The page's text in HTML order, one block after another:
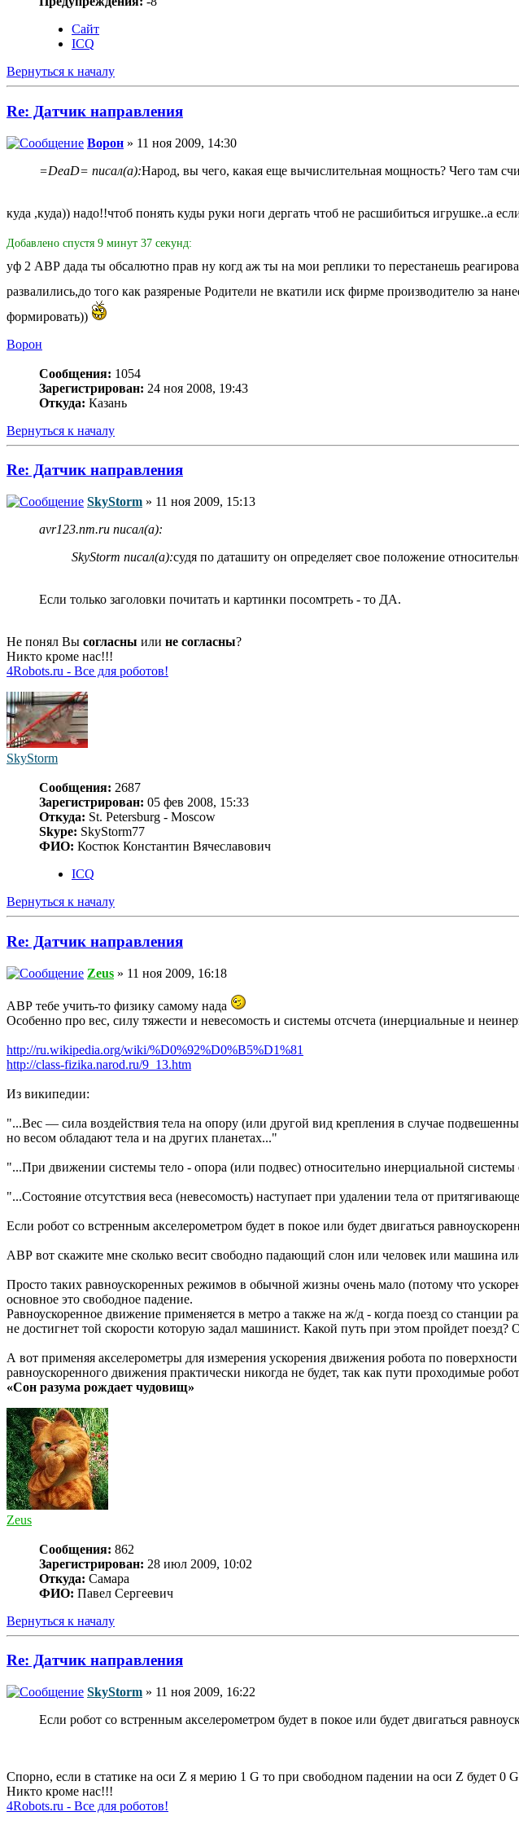
Сайт
ICQ
Вернуться к началу
Re: Датчик направления
Ворон » 11 ноя 2009, 14:30
=DeaD= писал(а):Народ, вы чего, какая еще вычислительная мощность? Чего там
куда ,куда)) надо!!чтоб понять куды руки ноги дергать чтоб не расшибиться игрушке..а
Добавлено спустя 9 минут 37 секунд:
уф 2 АВР дада ты обсалютно прав ну когд аж ты на мои реплики то перестанешь
развалились,до того как разяреные Родители не вкатили иск фирме производителю за
формировать))
Ворон
Сообщения: 1054
Зарегистрирован: 24 ноя 2008, 19:43
Откуда: Казань
Вернуться к началу
Re: Датчик направления
SkyStorm » 11 ноя 2009, 15:13
avr123.nm.ru писал(а):
SkyStorm писал(а):судя по даташиту он определяет свое положение
Если только заголовки почитать и картинки посомтреть - то ДА.
Не понял Вы согласны или не согласны?
Никто кроме нас!!!
4Robots.ru - Все для роботов!
SkyStorm
Сообщения: 2687
Зарегистрирован: 05 фев 2008, 15:33
Откуда: St. Petersburg - Moscow
Skype: SkyStorm77
ФИО: Костюк Константин Вячеславович
ICQ
Вернуться к началу
Re: Датчик направления
Zeus » 11 ноя 2009, 16:18
АВР тебе учить-то физику самому нада
Особенно про вес, силу тяжести и невесомость и системы отсчета (инерциальные и
http://ru.wikipedia.org/wiki/%D0%92%D0%B5%D1%81
http://class-fizika.narod.ru/9_13.htm
Из википедии:
"...Вес — сила воздействия тела на опору (или другой вид крепления в случае
но весом обладают тела и на других планетах..."
"...При движении системы тело - опора (или подвес) относительно инерциальной системы
"...Состояние отсутствия веса (невесомость) наступает при удалении тела от
Если робот со встренным акселерометром будет в покое или будет двигаться
АВР вот скажите мне сколько весит свободно падающий слон или человек или машина
Просто таких равноускоренных режимов в обычной жизны очень мало (потому что
основное это свободное падение.
Равноускоренное движение применяется в метро а также на ж/д - когда поезд со станции
не достигнет той скорости которую задал машинист. Какой путь при этом пройдет
А вот применяя акселерометры для измерения ускорения движения робота по
равноускоренного движения практически никогда не будет, так как пути проходимые
«Сон разума рождает чудовищ»
Zeus
Сообщения: 862
Зарегистрирован: 28 июл 2009, 10:02
Откуда: Самара
ФИО: Павел Сергеевич
Вернуться к началу
Re: Датчик направления
SkyStorm » 11 ноя 2009, 16:22
Если робот со встренным акселерометром будет в покое или будет двигаться
Спорно, если в статике на оси Z я мерию 1 G то при свободном падении на оси Z будет 0 G
Никто кроме нас!!!
4Robots.ru - Все для роботов!